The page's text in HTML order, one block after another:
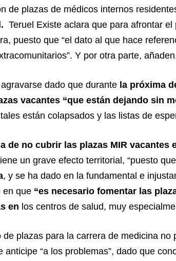
de plazas de médicos internos
Teruel Existe aclara que para afrontar
puesto que “el dato al que hace
Y por otra parte,
dado que durante la próxima
vacantes “que están dejando sin
están colapsados y las listas de
de no cubrir las plazas MIR vacantes
un grave efecto territorial, “puesto que
, y se ha dado en la fundamental e
en que “es necesario fomentar las
en los centros de salud, muy
plazas para la carrera de medicina
“a los problemas”, dado que